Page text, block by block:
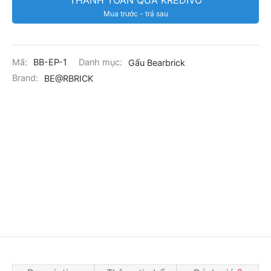
Mua trước - trả sau
Mã: BB-EP-1 Danh mục:
Gấu Bearbrick
Brand:
BE@RBRICK